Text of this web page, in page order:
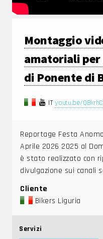
Montaggio
amatoriali per
di Ponente di
ITyoutu.be/
Reportage Festa
Aprile 2026 2025 al
è stato realizzato con
divulgazione sui canali
Cliente
Bikers Liguria
Servizi